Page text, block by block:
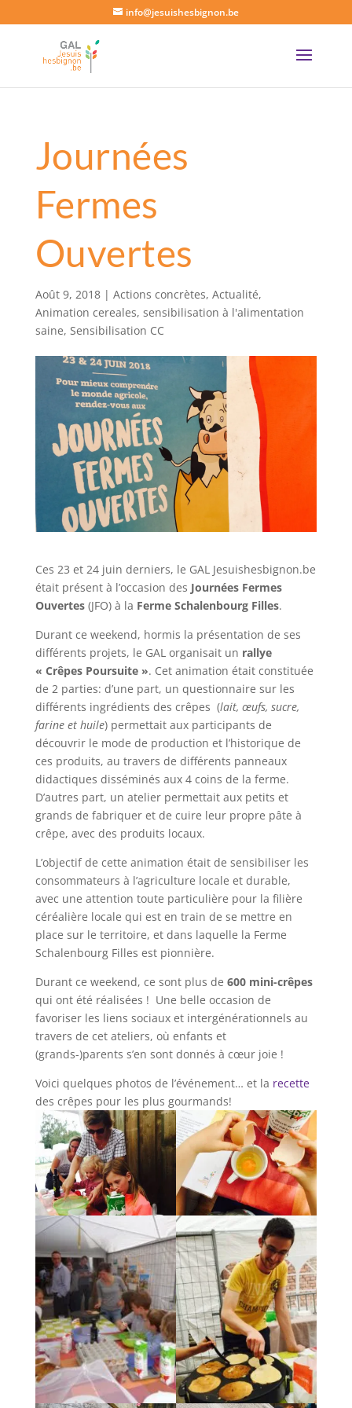
info@jesuishesbignon.be
Journées
Fermes
Ouvertes
Août 9, 2018| Actions concrètes, Actualité,
Animation cereales, sensibilisation à l'alimentation
saine, Sensibilisation CC
Ces 23 et 24 juin derniers, le GAL Jesuishesbignon.be
était présent à l’occasion des Journées Fermes
Ouvertes(JFO) à la Ferme Schalenbourg Filles.
Durant ce weekend, hormis la présentation de ses
différents projets, le GAL organisait un rallye
« Crêpes Poursuite ». Cet animation était constituée
de 2 parties: d’une part, un questionnaire sur les
différents ingrédients des crêpes (lait, œufs, sucre,
farine et huile) permettait aux participants de
découvrir le mode de production et l’historique de
ces produits, au travers de différents panneaux
didactiques disséminés aux 4 coins de la ferme.
D’autres part, un atelier permettait aux petits et
grands de fabriquer et de cuire leur propre pâte à
crêpe, avec des produits locaux.
L’objectif de cette animation était de sensibiliser les
consommateurs à l’agriculture locale et durable,
avec une attention toute particulière pour la filière
céréalière locale qui est en train de se mettre en
place sur le territoire, et dans laquelle la Ferme
Schalenbourg Filles est pionnière.
Durant ce weekend, ce sont plus de 600 mini-crêpes
qui ont été réalisées ! Une belle occasion de
favoriser les liens sociaux et intergénérationnels au
travers de cet ateliers, où enfants et
(grands-)parents s’en sont donnés à cœur joie !
Voici quelques photos de l’événement… et la recette
des crêpes pour les plus gourmands!